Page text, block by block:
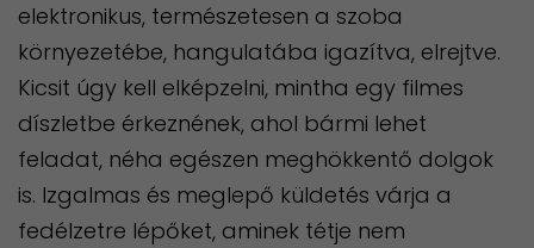
elektronikus, természetesen a szoba
környezetébe, hangulatába igazítva, elrejtve.
Kicsit úgy kell elképzelni, mintha egy filmes
díszletbe érkeznének, ahol bármi lehet
feladat, néha egészen meghökkentő dolgok
is. Izgalmas és meglepő küldetés várja a
fedélzetre lépőket, aminek tétje nem